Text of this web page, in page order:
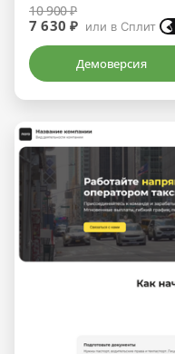
10 900 ₽
7 630 ₽ или в Сплит
Демоверсия